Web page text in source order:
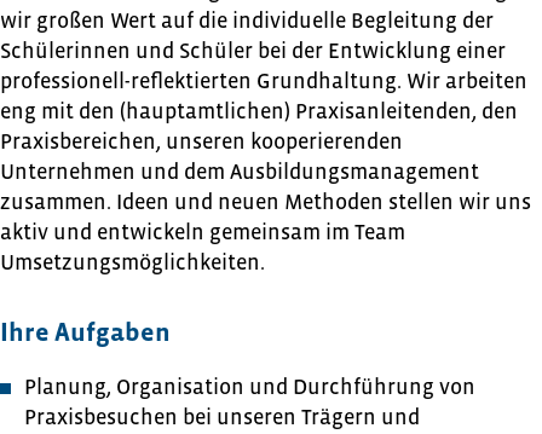
wir großen Wert auf die individuelle Begleitung der
Schülerinnen und Schüler bei der Entwicklung einer
professionell-reflektierten Grundhaltung. Wir arbeiten
eng mit den (hauptamtlichen) Praxisanleitenden, den
Praxisbereichen, unseren kooperierenden
Unternehmen und dem Ausbildungsmanagement
zusammen. Ideen und neuen Methoden stellen wir uns
aktiv und entwickeln gemeinsam im Team
Umsetzungsmöglichkeiten.
Ihre Aufgaben
Planung, Organisation und Durchführung von
Praxisbesuchen bei unseren Trägern und